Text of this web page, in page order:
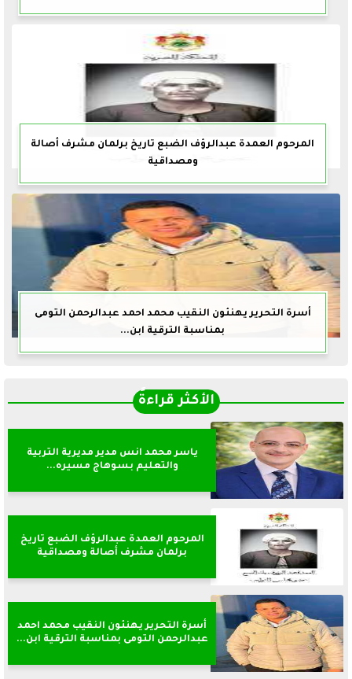
المرحوم العمدة عبدالرؤف الضبع تاريخ برلمان مشرف أصالة
ومصداقية
أسرة التحرير يهنئون النقيب محمد احمد عبدالرحمن التومى
بمناسبة الترقية ابن...
الأكثر قراءةً
ياسر محمد انس مدير مديرية التربية
والتعليم بسوهاج مسيره...
المرحوم العمدة عبدالرؤف الضبع تاريخ
برلمان مشرف أصالة ومصداقية
أسرة التحرير يهنئون النقيب محمد احمد
عبدالرحمن التومى بمناسبة الترقية ابن...